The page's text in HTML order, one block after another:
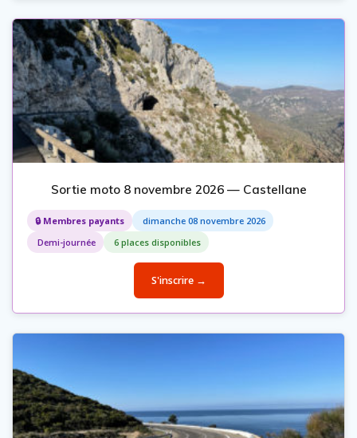
Sortie moto 8 novembre 2026 — Castellane
🔒 Membres payants
dimanche 08 novembre 2026
Demi-journée
6 places disponibles
S'inscrire →